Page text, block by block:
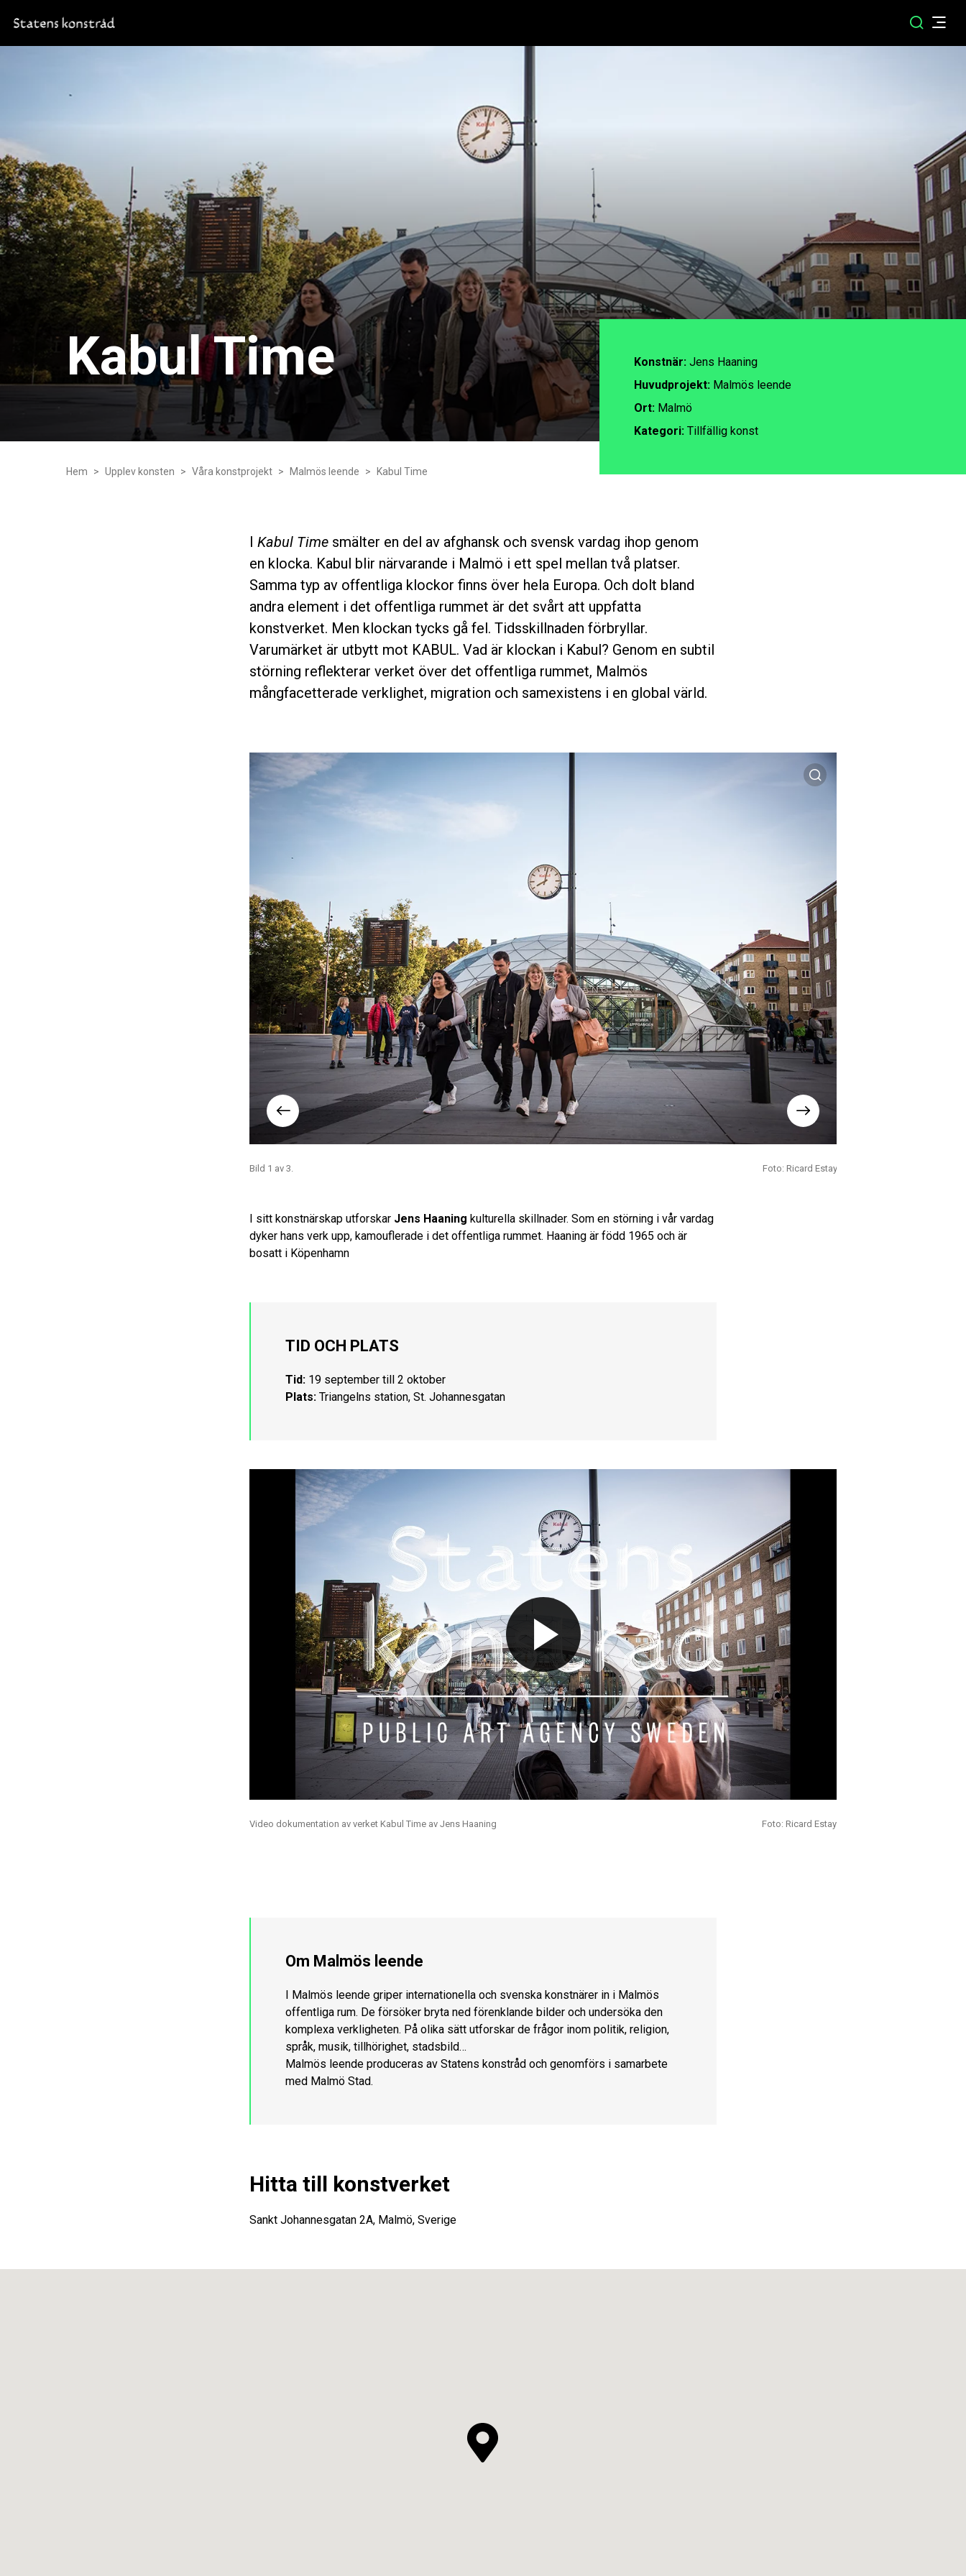
Kabul Time Konstnär: Jens Haaning
Huvudprojekt: Malmös leende
Ort: Malmö
Kategori: Tillfällig konst
Hem Upplev konsten Våra konstprojekt Malmös leende Kabul Time
I Kabul Time smälter en del av afghansk och svensk vardag ihop genom
en klocka. Kabul blir närvarande i Malmö i ett spel mellan två platser.
Samma typ av offentliga klockor finns över hela Europa. Och dolt bland
andra element i det offentliga rummet är det svårt att uppfatta
konstverket. Men klockan tycks gå fel. Tidsskillnaden förbryllar.
Varumärket är utbytt mot KABUL. Vad är klockan i Kabul? Genom en subtil
störning reflekterar verket över det offentliga rummet, Malmös
mångfacetterade verklighet, migration och samexistens i en global värld.
Bild 1 av 3. Foto: Ricard Estay
I sitt konstnärskap utforskar Jens Haaning kulturella skillnader. Som en störning i vår vardag
dyker hans verk upp, kamouflerade i det offentliga rummet. Haaning är född 1965 och är
bosatt i Köpenhamn
TID OCH PLATS
Tid: 19 september till 2 oktober
Plats: Triangelns station, St. Johannesgatan
Video dokumentation av verket Kabul Time av Jens Haaning Foto: Ricard Estay
Om Malmös leende
I Malmös leende griper internationella och svenska konstnärer in i Malmös
offentliga rum. De försöker bryta ned förenklande bilder och undersöka den
komplexa verkligheten. På olika sätt utforskar de frågor inom politik, religion,
språk, musik, tillhörighet, stadsbild…
Malmös leende produceras av Statens konstråd och genomförs i samarbete
med Malmö Stad.
Hitta till konstverket
Sankt Johannesgatan 2A, Malmö, Sverige